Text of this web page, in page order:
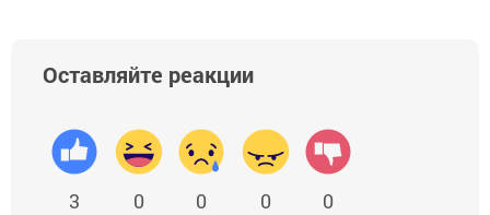
Оставляйте реакции
3 0 0 0 0